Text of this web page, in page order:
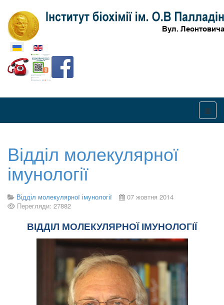
Оберіть свою мову
Відділ молекулярної
імунології
Відділ молекулярної імунології
07 жовтня 2014
Перегляди: 27882
ВІДДІЛ МОЛЕКУЛЯРНОЇ ІМУНОЛОГІЇ